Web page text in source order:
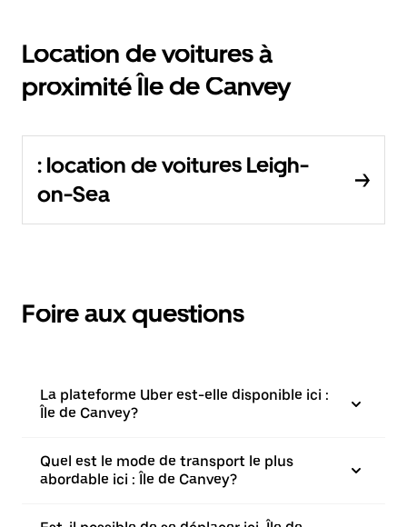
Location de voitures à
proximité Île de Canvey
: location de voitures Leigh-
on-Sea
Foire aux questions
La plateforme Uber est-elle disponible ici :
Île de Canvey?
Quel est le mode de transport le plus
abordable ici : Île de Canvey?